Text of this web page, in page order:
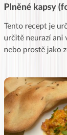
Plněné kapsy
Tento recept je
určitě neurazí ani
nebo prostě jako